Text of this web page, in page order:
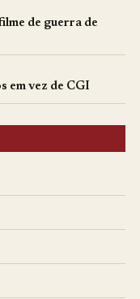
de guerra de
em vez de CGI